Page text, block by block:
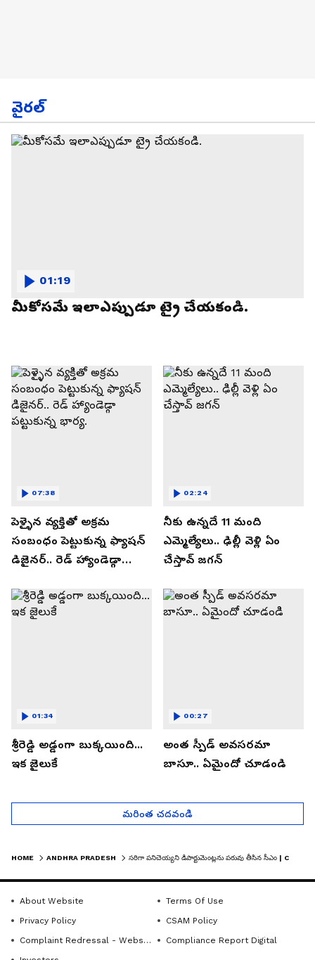
వైరల్
మీకోసమే ఇలాఎప్పుడూ ట్రై చేయకండి.
01:19
పెళ్ళైన వ్యక్తితో అక్రమ
సంబంధం పెట్టుకున్న ఫ్యాషన్
డిజైనర్.. రెడ్ హ్యాండెడ్గా
07:38
నీకు ఉన్నదే 11 మంది
ఎమ్మెల్యేలు.. ఢిల్లీ వెళ్లి ఏం
చేస్తావ్ జగన్
02:24
శ్రీరెడ్డి అడ్డంగా బుక్కయింది...
ఇక జైలుకే
01:34
అంత స్పీడ్ అవసరమా
బాసూ.. ఏమైందో చూడండి
00:27
మరింత చదవండి
HOME ANDHRA PRADESH
About Website
Terms Of Use
Privacy Policy
CSAM Policy
Complaint Redressal - Website
Compliance Report Digital